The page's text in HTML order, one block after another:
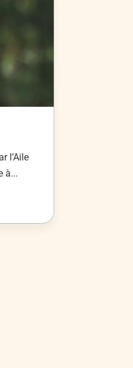
l’Aile
à...